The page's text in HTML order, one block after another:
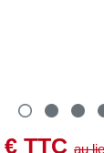
€ TTC au